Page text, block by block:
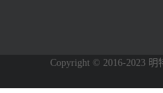
Copyright © 2016-2023 明